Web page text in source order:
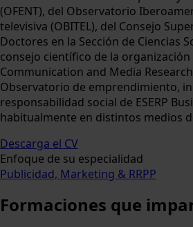
(OFENT), del Observatorio
televisiva (OBITEL), del Consejo
Doctores en la Sección de Ciencias
consejo científico de la
Communication and Media
Observatorio de emprendimiento,
responsabilidad social de ESERP
habitualmente en distintos medios
Descarga el CV
Enfoque de su especialidad
Publicidad, Marketing & RRPP
Formaciones que